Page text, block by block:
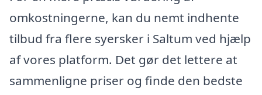
omkostningerne, kan du nemt indhente
tilbud fra flere syersker i Saltum ved hjælp
af vores platform. Det gør det lettere at
sammenligne priser og finde den bedste